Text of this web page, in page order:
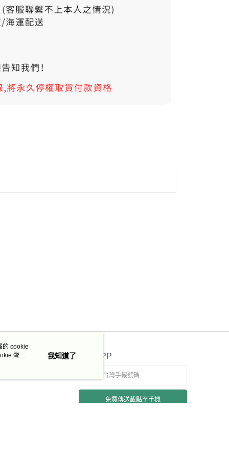
官方APP
免費傳送載點至手機
的 cookie
聲明
我知道了